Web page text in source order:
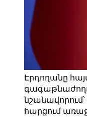
Էրդողանը
հարցում